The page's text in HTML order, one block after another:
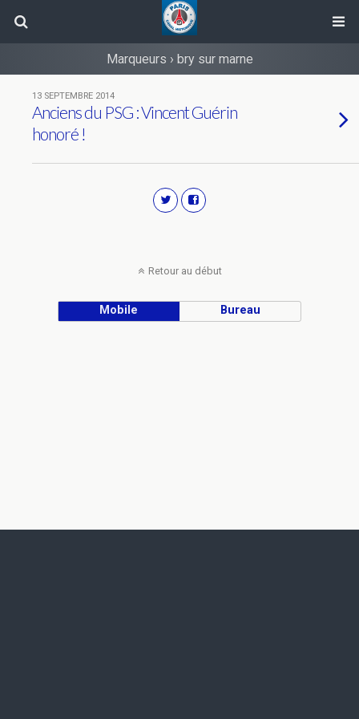
Marqueurs › bry sur marne
13 SEPTEMBRE 2014
Anciens du PSG : Vincent Guérin
honoré !
Retour au début
Mobile Bureau